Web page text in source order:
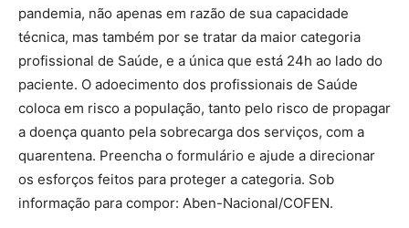
pandemia, não apenas em razão de sua capacidade
técnica, mas também por se tratar da maior categoria
profissional de Saúde, e a única que está 24h ao lado do
paciente. O adoecimento dos profissionais de Saúde
coloca em risco a população, tanto pelo risco de propagar
a doença quanto pela sobrecarga dos serviços, com a
quarentena. Preencha o formulário e ajude a direcionar
os esforços feitos para proteger a categoria. Sob
informação para compor: Aben-Nacional/COFEN.